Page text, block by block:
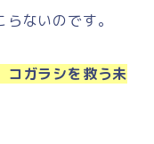
ないのです。
コガラシを救う未